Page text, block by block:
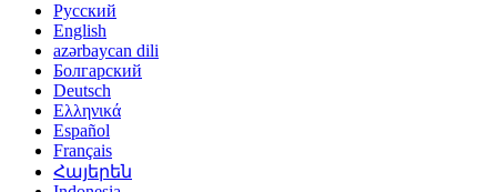
Русский
English
azərbaycan dili
Болгарский
Deutsch
Ελληνικά
Español
Français
Հայերեն